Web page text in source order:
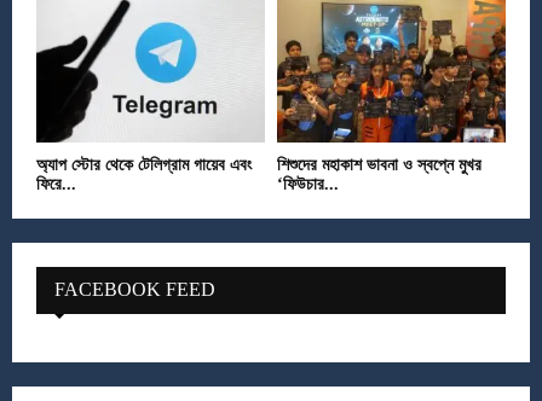
অ্যাপ স্টোর থেকে টেলিগ্রাম গায়েব এবং
ফিরে...
শিশুদের মহাকাশ ভাবনা ও স্বপ্নে মুখর
‘ফিউচার...
FACEBOOK FEED